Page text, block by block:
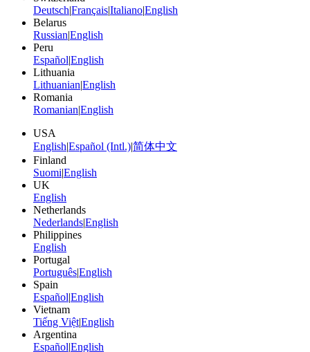
Deutsch|Français|Italiano|English
Belarus
Russian|English
Peru
Español|English
Lithuania
Lithuanian|English
Romania
Romanian|English
USA
English|Español (Intl.)|简体中文
Finland
Suomi|English
UK
English
Netherlands
Nederlands|English
Philippines
English
Portugal
Português|English
Spain
Español|English
Vietnam
Tiếng Việt|English
Argentina
Español|English